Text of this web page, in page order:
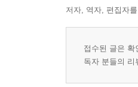
저자, 역자, 편집자
접수된 글은 확
독자 분들의